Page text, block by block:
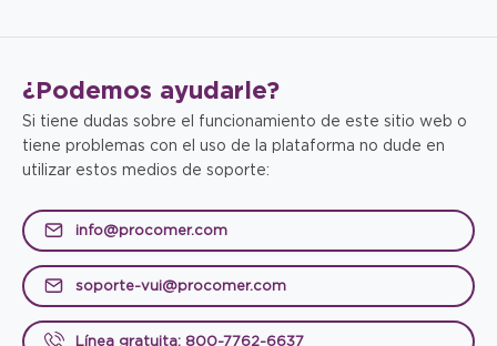
¿Podemos ayudarle?
Si tiene dudas sobre el funcionamiento de este sitio web o
tiene problemas con el uso de la plataforma no dude en
utilizar estos medios de soporte:
info@procomer.com
soporte-vui@procomer.com
Línea gratuita: 800-7762-6637